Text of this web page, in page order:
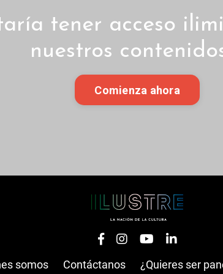
tener acceso
nuestros
Comienza ahora
somos Contáctanos ¿Quieres ser